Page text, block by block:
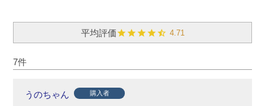
4.71
7
うのちゃん 購入者